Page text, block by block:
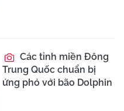
Các tỉnh miền Đông
Trung Quốc chuẩn bị
ứng phó với bão Dolphin